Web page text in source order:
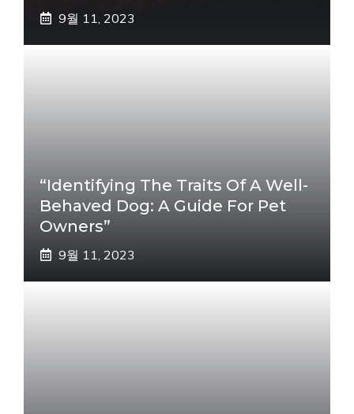
9월 11, 2023
“Identifying The Traits Of A Well-
Behaved Dog: A Guide For Pet
Owners”
9월 11, 2023